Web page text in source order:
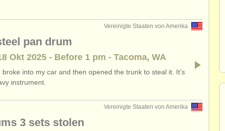
in der klassischen musik
faq einloggen
schlagzeug
(8)
Vereinigte Staaten von Amerika
pan drum
Okt 2025 - Before 1 pm - Tacoma, WA
into my car and then opened the trunk to steal it. It’s
instrument.
Vereinigte Staaten von Amerika
3 sets stolen